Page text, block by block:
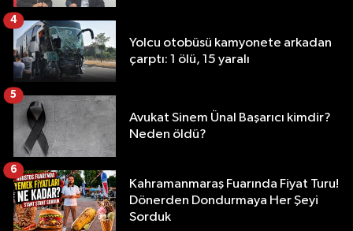
Yolcu otobüsü kamyonete arkadan
çarptı: 1 ölü, 15 yaralı
4
Avukat Sinem Ünal Başarıcı kimdir?
Neden öldü?
5
Kahramanmaraş Fuarında Fiyat Turu!
Dönerden Dondurmaya Her Şeyi
Sorduk
6